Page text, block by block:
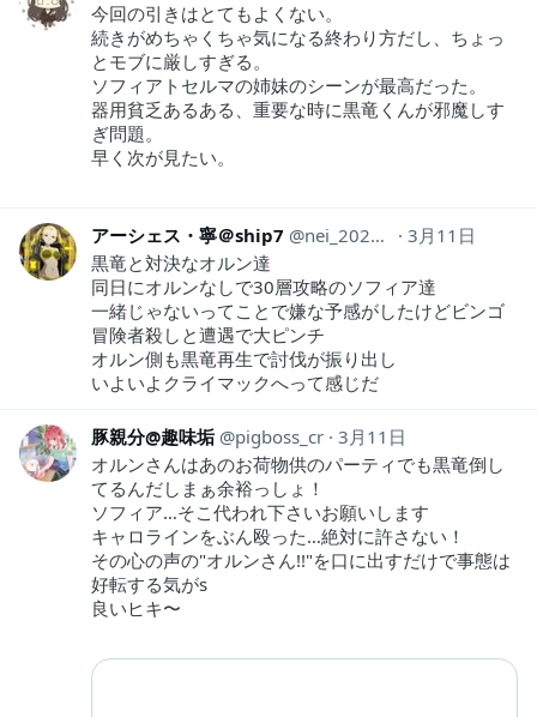
今回の引きはとてもよくない。
続きがめちゃくちゃ気になる終わり方だし、ちょっ
とモブに厳しすぎる。
ソフィアトセルマの姉妹のシーンが最高だった。
器用貧乏あるある、重要な時に黒竜くんが邪魔しす
ぎ問題。
早く次が見たい。
アーシェス・寧＠ship7 nei_2020Ramuh
3月11日
黒竜と対決なオルン達
同日にオルンなしで30層攻略のソフィア達
一緒じゃないってことで嫌な予感がしたけどビンゴ
冒険者殺しと遭遇で大ピンチ
オルン側も黒竜再生で討伐が振り出し
いよいよクライマックへって感じだ
豚親分@趣味垢 pigboss_cr 3月11日
オルンさんはあのお荷物供のパーティでも黒竜倒し
てるんだしまぁ余裕っしょ！
ソフィア…そこ代われ下さいお願いします
キャロラインをぶん殴った…絶対に許さない！
その心の声の"オルンさん!!"を口に出すだけで事態は
好転する気がs
良いヒキ〜